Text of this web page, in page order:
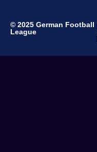
© 2025 German Football
League